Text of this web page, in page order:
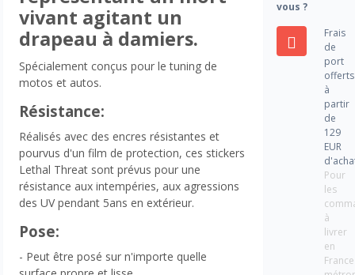
vivant agitant un
drapeau à damiers.
Spécialement conçus pour le tuning de
motos et autos.
Résistance:
Réalisés avec des encres résistantes et
pourvus d'un film de protection, ces stickers
Lethal Threat sont prévus pour une
résistance aux intempéries, aux agressions
des UV pendant 5ans en extérieur.
Pose:
- Peut être posé sur n'importe quelle
vous ?
Frais
de
port
offerts
à
partir
de
129
EUR
Pour
les
à
livrer
en
France